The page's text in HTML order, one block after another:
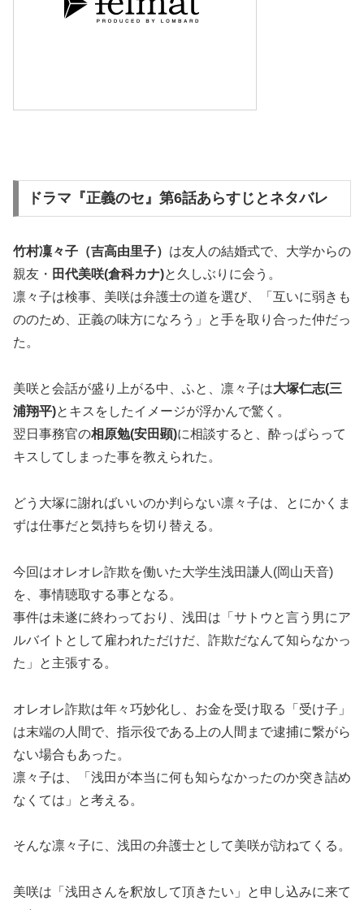
ドラマ『正義のセ』第6話あらすじとネタバレ
竹村凜々子（吉高由里子） は友人の結婚式で、大学からの
親友・ 田代美咲(倉科カナ)と久しぶりに会う。
凛々子は検事、美咲は弁護士の道を選び、「互いに弱きも
ののため、正義の味方になろう」と手を取り合った仲だっ
た。
美咲と会話が盛り上がる中、ふと、凛々子は大塚仁志(三
浦翔平)とキスをしたイメージが浮かんで驚く。
翌日事務官の相原勉(安田顕)に相談すると、酔っぱらって
キスしてしまった事を教えられた。
どう大塚に謝ればいいのか判らない凛々子は、とにかくま
ずは仕事だと気持ちを切り替える。
今回はオレオレ詐欺を働いた大学生浅田謙人(岡山天音)
を、事情聴取する事となる。
事件は未遂に終わっており、浅田は「サトウと言う男にア
ルバイトとして雇われただけだ、詐欺だなんて知らなかっ
た」と主張する。
オレオレ詐欺は年々巧妙化し、お金を受け取る「受け子」
は末端の人間で、指示役である上の人間まで逮捕に繋がら
ない場合もあった。
凛々子は、「浅田が本当に何も知らなかったのか突き詰め
なくては」と考える。
そんな凛々子に、浅田の弁護士として美咲が訪ねてくる。
美咲は「浅田さんを釈放して頂きたい」と申し込みに来て